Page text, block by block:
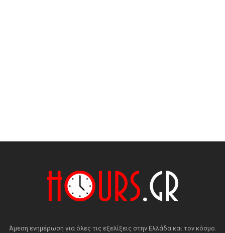
Άμεση ενημέρωση για όλες τις εξελίξεις στην Ελλάδα και τον κόσμο.